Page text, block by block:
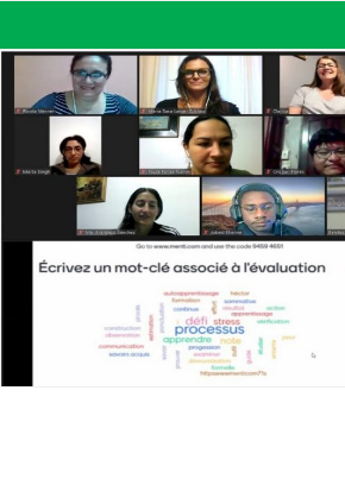
MINISTERIO DE
DE CORRIENTES